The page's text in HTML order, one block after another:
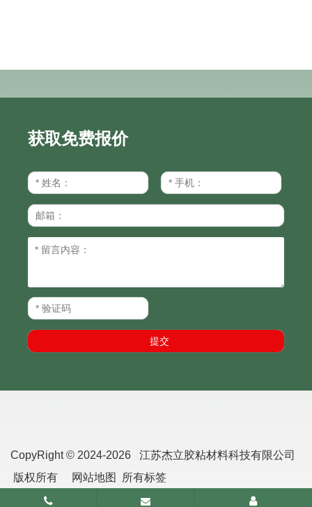
获取免费报价
CopyRight © 2024-2026 江苏杰立胶粘材料科技有限公司
版权所有
网站地图 所有标签